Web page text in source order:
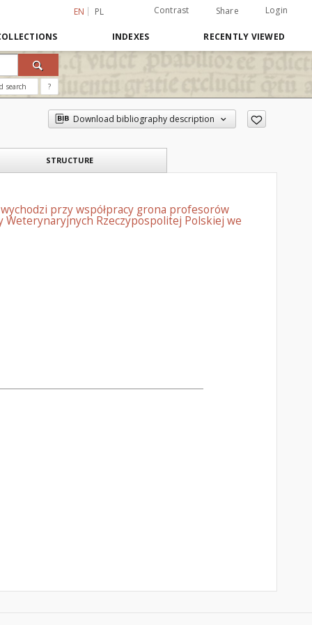
EN PL Contrast Share Login
INDEXES RECENTLY VIEWED
search ?
Download bibliography description
STRUCTURE
przy współpracy grona profesorów
Weterynaryjnych Rzeczypospolitej Polskiej we